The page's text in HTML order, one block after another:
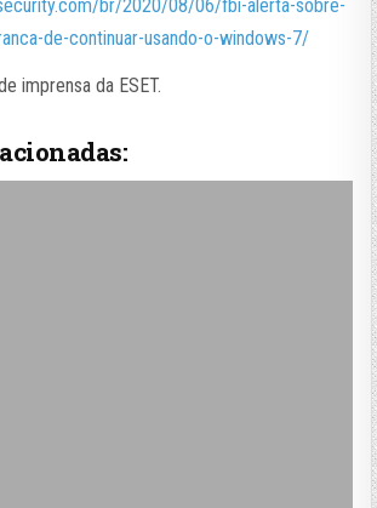
br/2020/08/06/fbi-alerta-sobre-
de-continuar-usando-o-windows-7/
imprensa da ESET.